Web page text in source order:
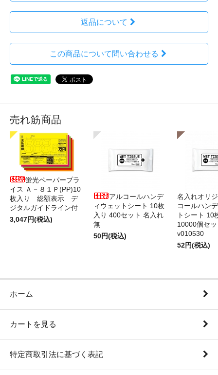
返品について
この商品について問い合わせる
売れ筋商品
蛍光ペーパープラ
イス Ａ－８１Ｐ(PP)10
枚入り 総額表示 デ
ジタルガイドライン付
3,047円(税込)
アルコールハンデ
ィウェットシート 10枚
入り 400セット 名入れ
無
50円(税込)
名入れオリ
コールハン
トシート 10
10000個セ
v010530
52円(税込)
ホーム
カートを見る
特定商取引法に基づく表記